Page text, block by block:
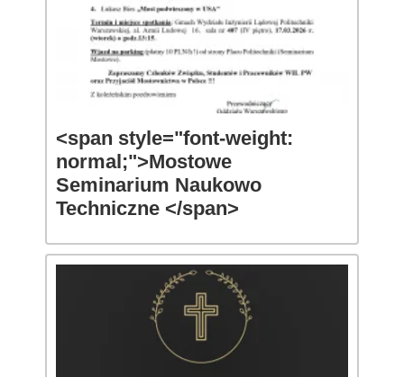
<span style="font-weight:
normal;">Mostowe
Seminarium Naukowo
Techniczne </span>